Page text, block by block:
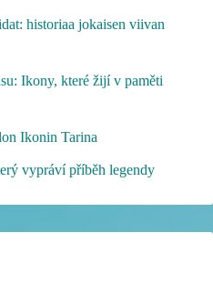
historiaa jokaisen viivan
Ikony, které žijí v paměti
Ikonin Tarina
vypráví příběh legendy